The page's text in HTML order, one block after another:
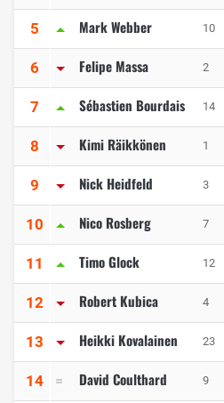
5 Mark Webber 10
6 Felipe Massa 2
7 Sébastien Bourdais 14
8 Kimi Räikkönen 1
9 Nick Heidfeld 3
10 Nico Rosberg 7
11 Timo Glock 12
12 Robert Kubica 4
13 Heikki Kovalainen 23
14 David Coulthard 9